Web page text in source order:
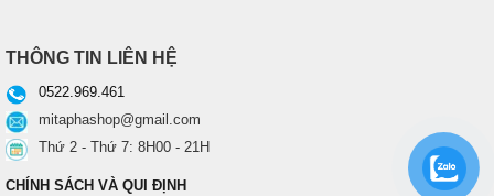
THÔNG TIN LIÊN HỆ
0522.969.461
mitaphashop@gmail.com
Thứ 2 - Thứ 7: 8H00 - 21H
CHÍNH SÁCH VÀ QUI ĐỊNH